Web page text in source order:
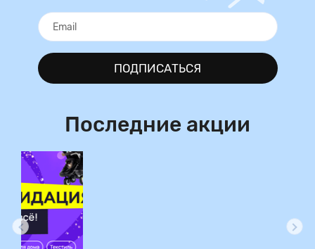
ПОДПИСАТЬСЯ
Последние акции